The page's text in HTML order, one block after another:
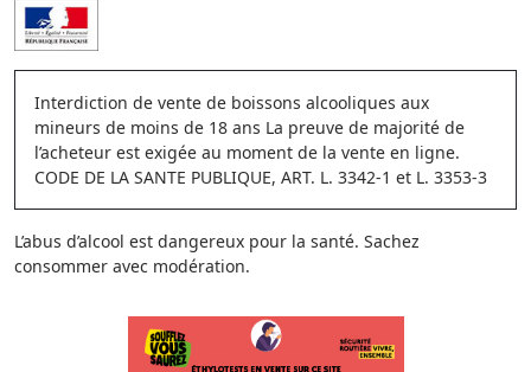
Interdiction de vente de boissons alcooliques aux
mineurs de moins de 18 ans La preuve de majorité de
l’acheteur est exigée au moment de la vente en ligne.
CODE DE LA SANTE PUBLIQUE, ART. L. 3342-1 et L. 3353-3
L’abus d’alcool est dangereux pour la santé. Sachez
consommer avec modération.